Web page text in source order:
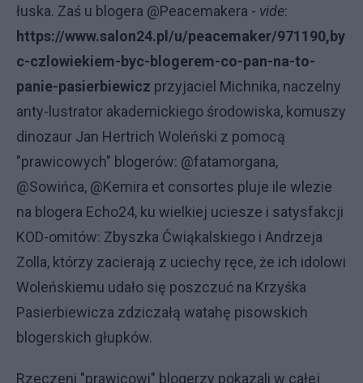
łuska. Zaś u blogera @Peacemakera - vide:
https://www.salon24.pl/u/peacemaker/971190,by
c-czlowiekiem-byc-blogerem-co-pan-na-to-
panie-pasierbiewicz przyjaciel Michnika, naczelny
anty-lustrator akademickiego środowiska, komuszy
dinozaur Jan Hertrich Woleński z pomocą
"prawicowych" blogerów: @fatamorgana,
@Sowińca, @Kemira et consortes pluje ile wlezie
na blogera Echo24, ku wielkiej uciesze i satysfakcji
KOD-omitów: Zbyszka Ćwiąkalskiego i Andrzeja
Zolla, którzy zacierają z uciechy ręce, że ich idolowi
Woleńskiemu udało się poszczuć na Krzyśka
Pasierbiewicza zdziczałą watahę pisowskich
blogerskich głupków.
Rzeczeni "prawicowi" blogerzy pokazali w całej